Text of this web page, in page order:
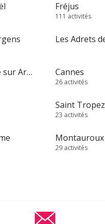
Fréjus
111 activités
Roquebrune sur Argens Cannes
26 activités
Saint Tropez
23 activités
Montauroux
29 activités